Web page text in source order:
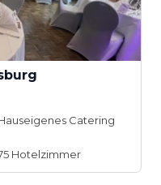
Catering
Hotelzimmer